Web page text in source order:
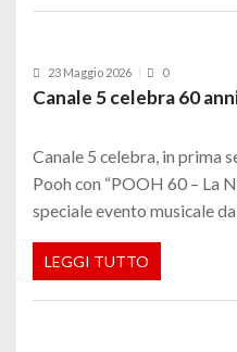
23 Maggio 2026 0
Canale 5 celebra 60
Canale 5 celebra, in prima
Pooh con “POOH 60 – La
speciale evento musicale
LEGGI TUTTO